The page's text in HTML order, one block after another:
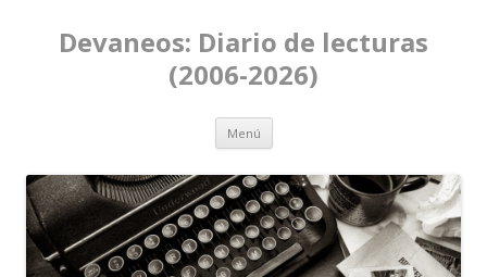
Devaneos: Diario de lecturas
(2006-2026)
Menú Ir al contenido